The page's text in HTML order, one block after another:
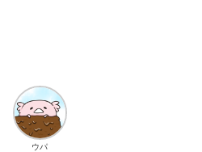
ウパ